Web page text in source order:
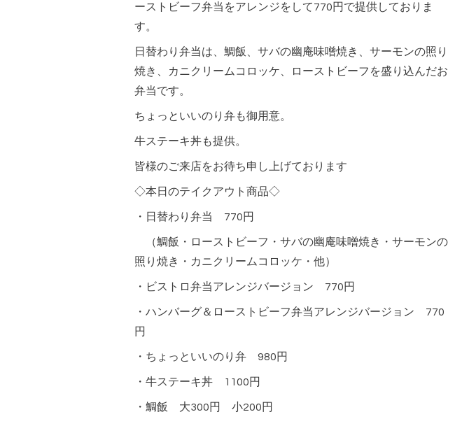
ーストビーフ弁当をアレンジをして770円で提供しておりま
す。
日替わり弁当は、鯛飯、サバの幽庵味噌焼き、サーモンの照り
焼き、カニクリームコロッケ、ローストビーフを盛り込んだお
弁当です。
ちょっといいのり弁も御用意。
牛ステーキ丼も提供。
皆様のご来店をお待ち申し上げております
◇本日のテイクアウト商品◇
・日替わり弁当 770円
（鯛飯・ローストビーフ・サバの幽庵味噌焼き・サーモンの
照り焼き・カニクリームコロッケ・他）
・ビストロ弁当アレンジバージョン 770円
・ハンバーグ＆ローストビーフ弁当アレンジバージョン 770
円
・ちょっといいのり弁 980円
・牛ステーキ丼 1100円
・鯛飯 大300円 小200円